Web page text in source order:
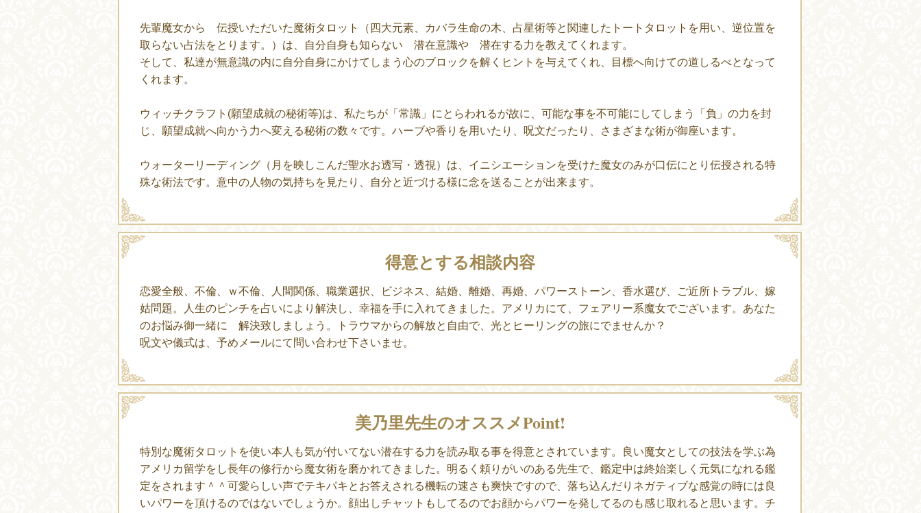
先輩魔女から 伝授いただいた魔術タロット（四大元素、カバラ生命の木、占星術等と関連したトートタロットを用い、逆位置を
取らない占法をとります。）は、自分自身も知らない 潜在意識や 潜在する力を教えてくれます。
そして、私達が無意識の内に自分自身にかけてしまう心のブロックを解くヒントを与えてくれ、目標へ向けての道しるべとなって
くれます。
ウィッチクラフト(願望成就の秘術等)は、私たちが「常識」にとらわれるが故に、可能な事を不可能にしてしまう「負」の力を封
じ、願望成就へ向かう力へ変える秘術の数々です。ハーブや香りを用いたり、呪文だったり、さまざまな術が御座います。
ウォーターリーディング（月を映しこんだ聖水お透写・透視）は、イニシエーションを受けた魔女のみが口伝にとり伝授される特
殊な術法です。意中の人物の気持ちを見たり、自分と近づける様に念を送ることが出来ます。
得意とする相談内容
恋愛全般、不倫、ｗ不倫、人間関係、職業選択、ビジネス、結婚、離婚、再婚、パワーストーン、香水選び、ご近所トラブル、嫁
姑問題。人生のピンチを占いにより解決し、幸福を手に入れてきました。アメリカにて、フェアリー系魔女でございます。あなた
のお悩み御一緒に 解決致しましょう。トラウマからの解放と自由で、光とヒーリングの旅にでませんか？
呪文や儀式は、予めメールにて問い合わせ下さいませ。
美乃里先生のオススメPoint!
特別な魔術タロットを使い本人も気が付いてない潜在する力を読み取る事を得意とされています。良い魔女としての技法を学ぶ為
アメリカ留学をし長年の修行から魔女術を磨かれてきました。明るく頼りがいのある先生で、鑑定中は終始楽しく元気になれる鑑
定をされます＾＾可愛らしい声でテキパキとお答えされる機転の速さも爽快ですので、落ち込んだりネガティブな感覚の時には良
いパワーを頂けるのではないでしょうか。顔出しチャットもしてるのでお顔からパワーを発してるのも感じ取れると思います。チ